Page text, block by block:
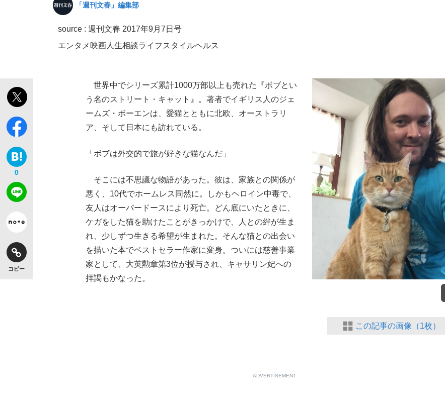
「敗因分析は一切聞かれなかった」侍ジャパン選手が証言した“NPB聞... 「クマが悪者扱いされて
「目標達成できなかったからと言って…」サッカー日本代表・森保一監督...
もっと見る
キングの誕生を、目撃せよ。
もっと見る
「週刊文春」編集部
source : 週刊文春 2017年9月7日号
エンタメ 映画 人生相談ライフスタイルヘルス
0
コピー
この記事の画像（1枚）
世界中でシリーズ累計1000万部以上も売れた『ボブとい
う名のストリート・キャット』。著者でイギリス人のジェ
ームズ・ボーエンは、愛猫とともに北欧、オーストラリ
ア、そして日本にも訪れている。
「ボブは外交的で旅が好きな猫なんだ」
そこには不思議な物語があった。彼は、家族との関係が
悪く、10代でホームレス同然に。しかもヘロイン中毒で、
友人はオーバードースにより死亡。どん底にいたときに、
ケガをした猫を助けたことがきっかけで、人との絆が生ま
れ、少しずつ生きる希望が生まれた。そんな猫との出会い
を描いた本でベストセラー作家に変身。ついには慈善事業
家として、大英勲章第3位が授与され、キャサリン妃への
拝謁もかなった。
ADVERTISEMENT